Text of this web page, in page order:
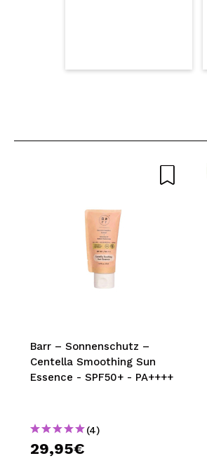
Barr – Sonnenschutz –
Centella Smoothing Sun
Essence - SPF50+ - PA++++
(4)
29,95€